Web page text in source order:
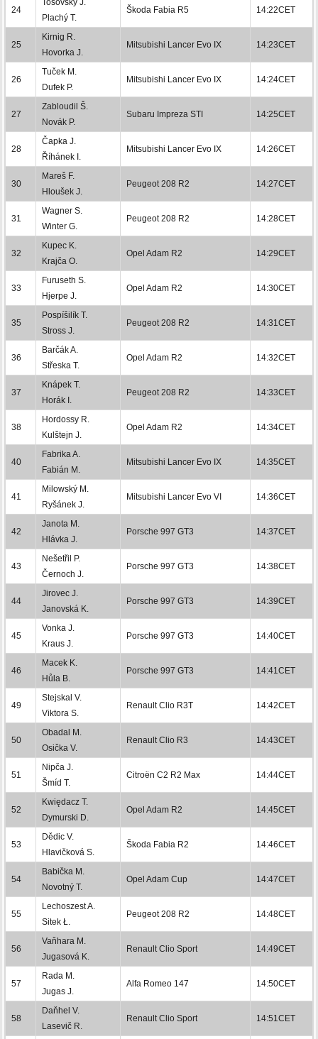
24
Tošovský J.
Plachý T.
Škoda Fabia R5 14:22CET
25
Kirnig R.
Hovorka J.
Mitsubishi Lancer Evo IX 14:23CET
26
Tuček M.
Dufek P.
Mitsubishi Lancer Evo IX 14:24CET
27
Zabloudil Š.
Novák P.
Subaru Impreza STI 14:25CET
28
Čapka J.
Říhánek I.
Mitsubishi Lancer Evo IX 14:26CET
30
Mareš F.
Hloušek J.
Peugeot 208 R2 14:27CET
31
Wagner S.
Winter G.
Peugeot 208 R2 14:28CET
32
Kupec K.
Krajča O.
Opel Adam R2 14:29CET
33
Furuseth S.
Hjerpe J.
Opel Adam R2 14:30CET
35
Pospíšilík T.
Stross J.
Peugeot 208 R2 14:31CET
36
Barčák A.
Střeska T.
Opel Adam R2 14:32CET
37
Knápek T.
Horák I.
Peugeot 208 R2 14:33CET
38
Hordossy R.
Kulštejn J.
Opel Adam R2 14:34CET
40
Fabrika A.
Fabián M.
Mitsubishi Lancer Evo IX 14:35CET
41
Milowský M.
Ryšánek J.
Mitsubishi Lancer Evo VI 14:36CET
42
Janota M.
Hlávka J.
Porsche 997 GT3 14:37CET
43
Nešetřil P.
Černoch J.
Porsche 997 GT3 14:38CET
44
Jirovec J.
Janovská K.
Porsche 997 GT3 14:39CET
45
Vonka J.
Kraus J.
Porsche 997 GT3 14:40CET
46
Macek K.
Hůla B.
Porsche 997 GT3 14:41CET
49
Stejskal V.
Viktora S.
Renault Clio R3T 14:42CET
50
Obadal M.
Osička V.
Renault Clio R3 14:43CET
51
Nipča J.
Šmíd T.
Citroën C2 R2 Max 14:44CET
52
Kwiędacz T.
Dymurski D.
Opel Adam R2 14:45CET
53
Dědic V.
Hlavičková S.
Škoda Fabia R2 14:46CET
54
Babička M.
Novotný T.
Opel Adam Cup 14:47CET
55
Lechoszest A.
Sitek Ł.
Peugeot 208 R2 14:48CET
56
Vaňhara M.
Jugasová K.
Renault Clio Sport 14:49CET
57
Rada M.
Jugas J.
Alfa Romeo 147 14:50CET
58
Daňhel V.
Lasevič R.
Renault Clio Sport 14:51CET